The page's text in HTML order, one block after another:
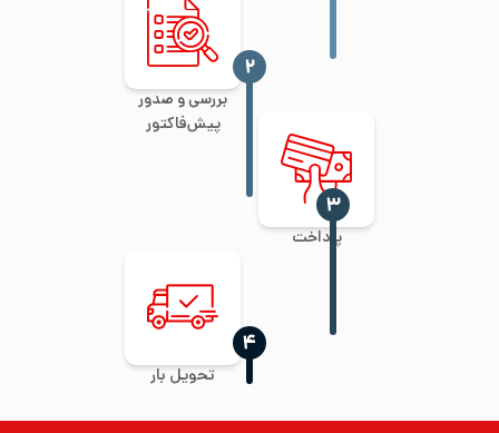
بررسی و صدور
پیش‌فاکتور
‍۲
پرداخت
‍۳
تحویل بار
‍۴